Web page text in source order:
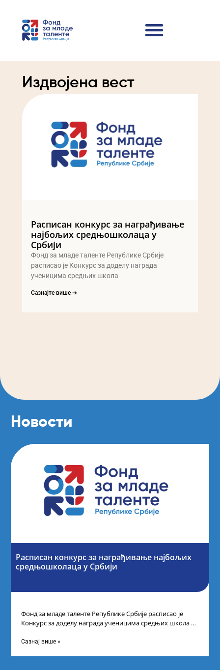
Издвојена вест
Расписан конкурс за награђивање
најбољих средњошколаца у
Србији
Фонд за младе таленте Републике Србије
расписао је Конкурс за доделу награда
ученицима средњих школа
Сазнајте више ➔
Новости
Расписан конкурс за награђивање најбољих
средњошколаца у Србији
Фонд за младе таленте Републике Србије расписао је
Конкурс за доделу награда ученицима средњих школа за
Сазнај више »